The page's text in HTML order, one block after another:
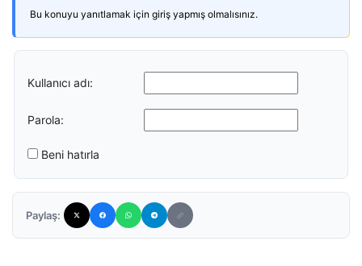
Bu konuyu yanıtlamak için giriş yapmış olmalısınız.
Kullanıcı adı:
Parola:
Beni hatırla
Paylaş: